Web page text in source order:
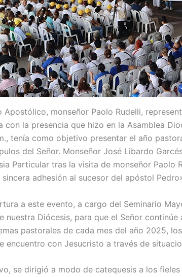
monseñor Paolo Rudelli,
la presencia que hizo en la Asamblea
tenía como objetivo presentar el año
del Señor. Monseñor José Libardo
Particular tras la visita de monseñor Paolo
adhesión al sucesor del apóstol
a este evento, a cargo del Seminario
Diócesis, para que el Señor
pastorales de cada mes del año 2025,
encuentro con Jesucristo a través de
se dirigió a modo de catequesis a los